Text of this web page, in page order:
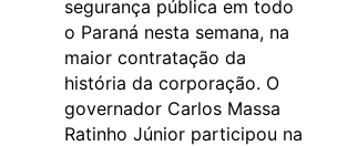
segurança pública em todo
o Paraná nesta semana, na
maior contratação da
história da corporação. O
governador Carlos Massa
Ratinho Júnior participou na